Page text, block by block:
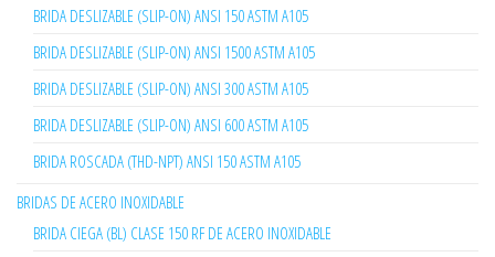
BRIDA DESLIZABLE (SLIP-ON) ANSI 150 ASTM A105
BRIDA DESLIZABLE (SLIP-ON) ANSI 1500 ASTM A105
BRIDA DESLIZABLE (SLIP-ON) ANSI 300 ASTM A105
BRIDA DESLIZABLE (SLIP-ON) ANSI 600 ASTM A105
BRIDA ROSCADA (THD-NPT) ANSI 150 ASTM A105
BRIDAS DE ACERO INOXIDABLE
BRIDA CIEGA (BL) CLASE 150 RF DE ACERO INOXIDABLE